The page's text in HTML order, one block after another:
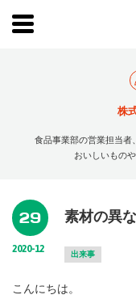
株
食品事業部の営業担当者
おいしいもの
29
2020-12
素材の異
出来事
こんにちは。